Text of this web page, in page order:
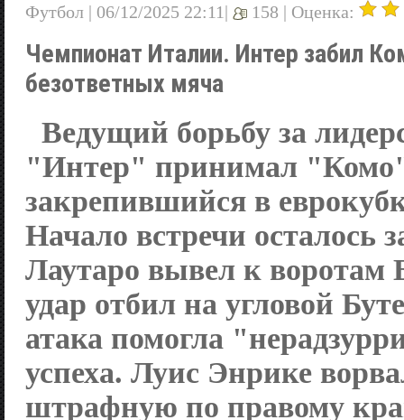
Футбол | 06/12/2025 22:11| 158 | Оценка:
Чемпионат Италии. Интер забил
безответных мяча
Ведущий борьбу за
"Интер" принимал
закрепившийся в
Начало встречи осталось
Лаутаро вывел к воротам
удар отбил на угловой
атака помогла
успеха. Луис Энрике
штрафную по правому